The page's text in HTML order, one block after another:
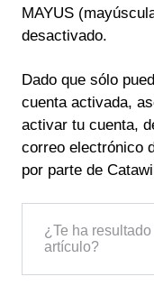
MAYUS
desactivado.
Dado que sólo
cuenta activada,
activar tu cuenta,
correo electrónico
por parte de
¿Te ha
artículo?